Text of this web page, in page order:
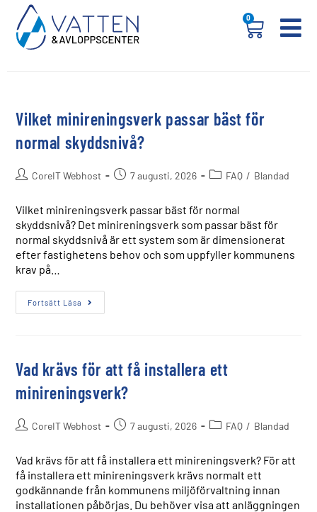
0
Vilket minireningsverk passar bäst för
normal skyddsnivå?
CoreIT Webhost 7 augusti, 2026 FAQ / Blandad
Vilket minireningsverk passar bäst för normal
skyddsnivå? Det minireningsverk som passar bäst för
normal skyddsnivå är ett system som är dimensionerat
efter fastighetens behov och som uppfyller kommunens
krav på…
Fortsätt Läsa
Vad krävs för att få installera ett
minireningsverk?
CoreIT Webhost 7 augusti, 2026 FAQ / Blandad
Vad krävs för att få installera ett minireningsverk? För att
få installera ett minireningsverk krävs normalt ett
godkännande från kommunens miljöförvaltning innan
installationen påbörjas. Du behöver visa att anläggningen